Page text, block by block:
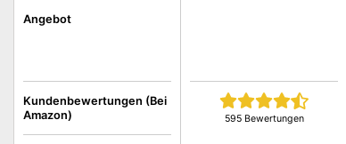
Kundenbewertungen (Bei
Amazon)
Angebot
595 Bewertungen